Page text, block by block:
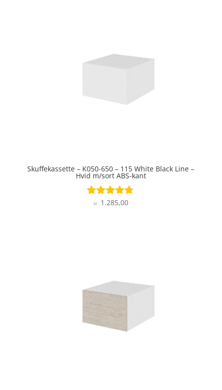
Skuffekassette – K050-650 – 115 White Black Line –
Hvid m/sort ABS-kant
Vurderet
kr. 1.285,00